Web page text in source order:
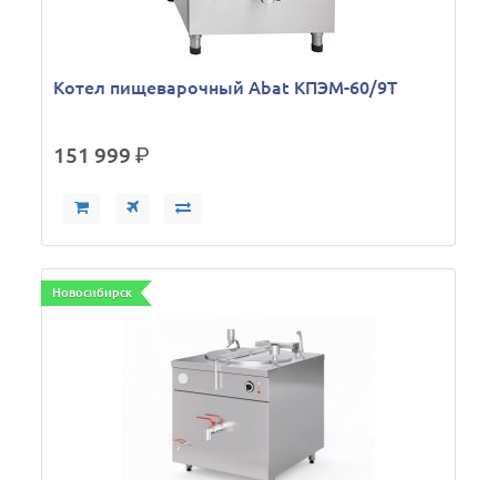
Котел пищеварочный Abat КПЭМ-60/9Т
151 999р.
Новосибирск